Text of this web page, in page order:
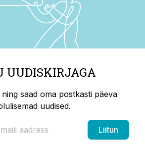
UUDISKIRJAGA
saad oma postkasti päeva
uudised.
Liitun